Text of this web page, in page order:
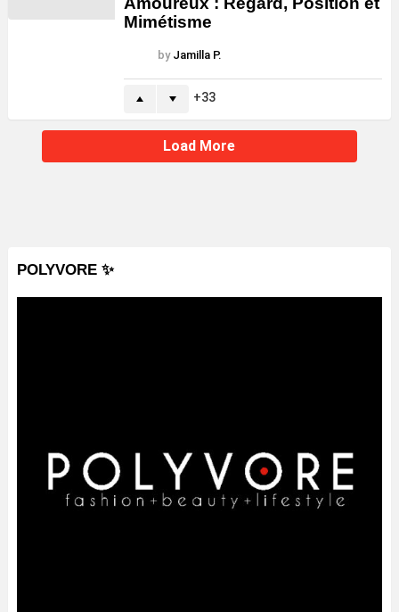
Mimétisme
by Jamilla P.
33
Load More
POLYVORE ✨